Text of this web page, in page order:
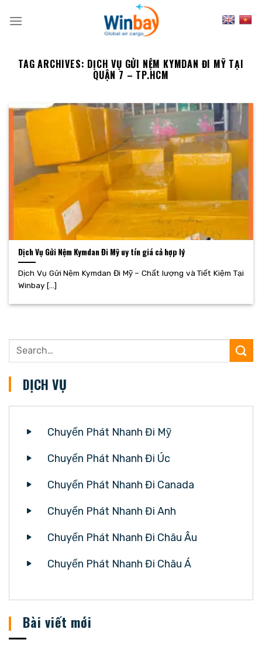
TAG ARCHIVES: DỊCH VỤ GỬI NỆM KYMDAN ĐI MỸ TẠI
QUẬN 7 – TP.HCM
Dịch Vụ Gửi Nệm Kymdan Đi Mỹ uy tín giá cả hợp lý
Dịch Vụ Gửi Nệm Kymdan Đi Mỹ – Chất lượng và Tiết Kiệm Tại
Winbay [...]
DỊCH VỤ
Chuyển Phát Nhanh Đi Mỹ
Chuyển Phát Nhanh Đi Úc
Chuyển Phát Nhanh Đi Canada
Chuyển Phát Nhanh Đi Anh
Chuyển Phát Nhanh Đi Châu Âu
Chuyển Phát Nhanh Đi Châu Á
Bài viết mới